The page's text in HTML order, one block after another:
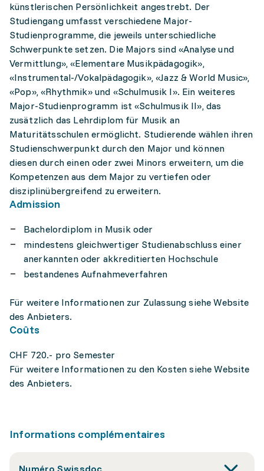
künstlerischen Persönlichkeit angestrebt. Der
Studiengang umfasst verschiedene Major-
Studienprogramme, die jeweils unterschiedliche
Schwerpunkte setzen. Die Majors sind «Analyse und
Vermittlung», «Elementare Musikpädagogik»,
«Instrumental-/Vokalpädagogik», «Jazz & World Music»,
«Pop», «Rhythmik» und «Schulmusik I». Ein weiteres
Major-Studienprogramm ist «Schulmusik II», das
zusätzlich das Lehrdiplom für Musik an
Maturitätsschulen ermöglicht. Studierende wählen ihren
Studienschwerpunkt durch den Major und können
diesen durch einen oder zwei Minors erweitern, um die
Kompetenzen aus dem Major zu vertiefen oder
disziplinübergreifend zu erweitern.
Admission
Bachelordiplom in Musik oder
mindestens gleichwertiger Studienabschluss einer
anerkannten oder akkreditierten Hochschule
bestandenes Aufnahmeverfahren
Für weitere Informationen zur Zulassung siehe Website
des Anbieters.
Coûts
CHF 720.- pro Semester
Für weitere Informationen zu den Kosten siehe Website
des Anbieters.
Informations complémentaires
Numéro Swissdoc